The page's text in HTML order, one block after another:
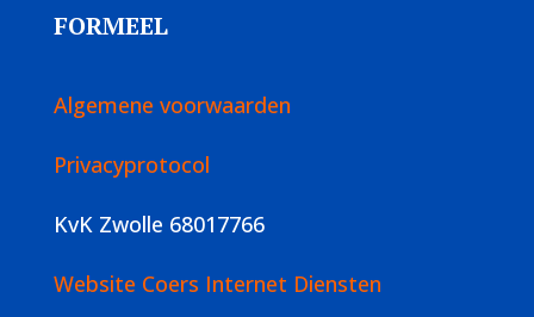
FORMEEL
Algemene voorwaarden
Privacyprotocol
KvK Zwolle 68017766
Website Coers Internet Diensten